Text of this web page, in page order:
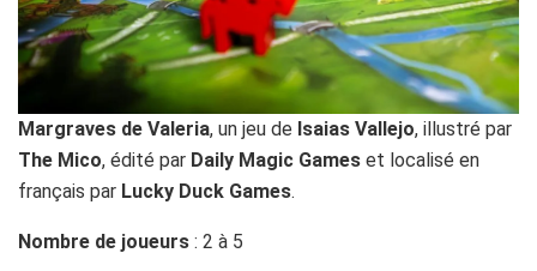
Margraves de Valeria, un jeu de Isaias Vallejo, illustré par
The Mico, édité par Daily Magic Games et localisé en
français par Lucky Duck Games.
Nombre de joueurs : 2 à 5